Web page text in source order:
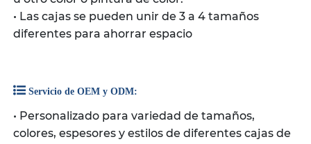
• Las cajas se pueden unir de 3 a 4 tamaños
diferentes para ahorrar espacio
Servicio de OEM y ODM:
• Personalizado para variedad de tamaños,
colores, espesores y estilos de diferentes cajas de